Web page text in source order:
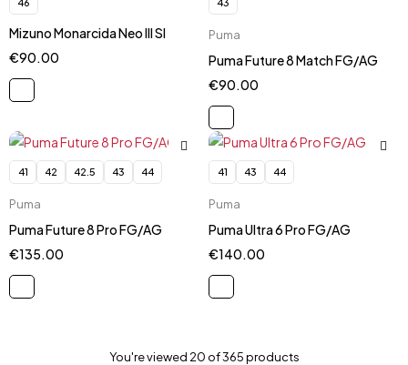
Mizuno Monarcida Neo III SI
€90.00
Puma
Puma Future 8 Match FG/AG
€90.00
41 42 42.5 43 44
Puma
Puma Future 8 Pro FG/AG
€135.00
41 43 44
Puma
Puma Ultra 6 Pro FG/AG
€140.00
You're viewed 20 of 365 products